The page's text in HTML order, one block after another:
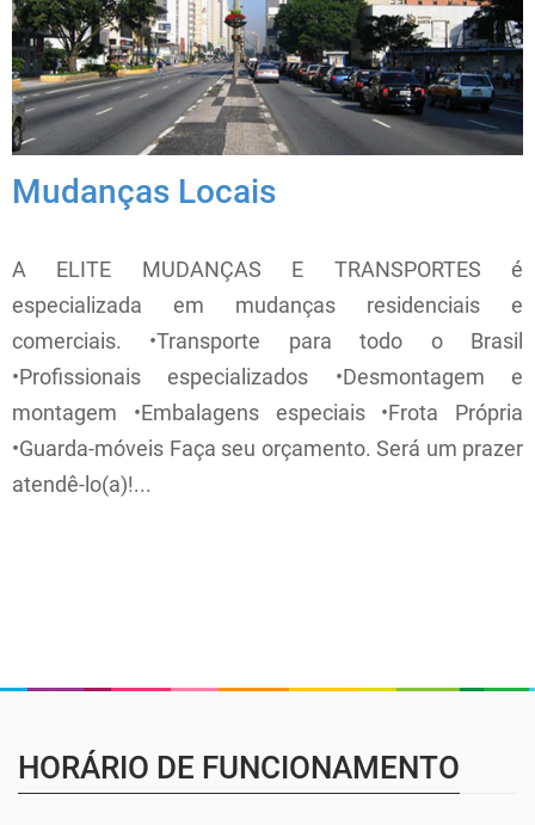
Mudanças Locais
A ELITE MUDANÇAS E TRANSPORTES é
especializada em mudanças residenciais e
comerciais. •Transporte para todo o Brasil
•Profissionais especializados •Desmontagem e
montagem •Embalagens especiais •Frota Própria
•Guarda-móveis Faça seu orçamento. Será um prazer
atendê-lo(a)!...
HORÁRIO DE FUNCIONAMENTO